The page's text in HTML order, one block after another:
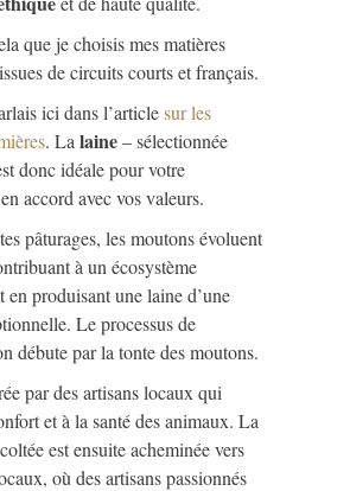
que je choisis mes matières
de circuits courts et français.
ici dans l’articlesur les
. La laine– sélectionnée
donc idéale pour votre
accord avec vos valeurs.
pâturages, les moutons évoluent
à un écosystème
produisant une laine d’une
Le processus de
débute par la tonte des moutons.
par des artisans locaux qui
et à la santé des animaux. La
est ensuite acheminée vers
où des artisans passionnés